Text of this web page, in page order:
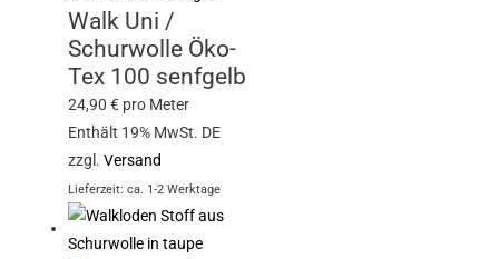
Walk Uni /
Schurwolle Öko-
Tex 100 senfgelb
24,90€ pro Meter
Enthält 19% MwSt. DE
zzgl.Versand
Lieferzeit: ca. 1-2 Werktage